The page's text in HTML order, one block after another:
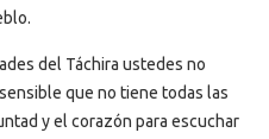
del Táchira ustedes no
que no tiene todas las
y el corazón para escuchar